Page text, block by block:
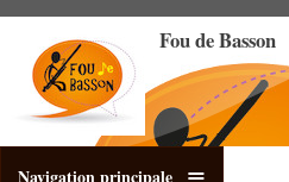
contenu
principal
Fou de Basson
Navigation principale